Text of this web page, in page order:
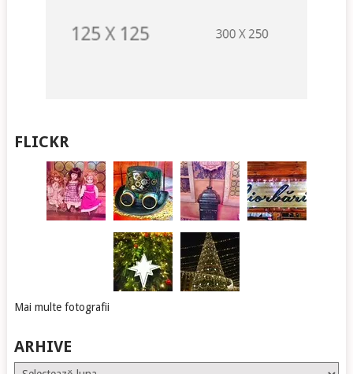
FLICKR
Mai multe fotografii
ARHIVE
Arhive